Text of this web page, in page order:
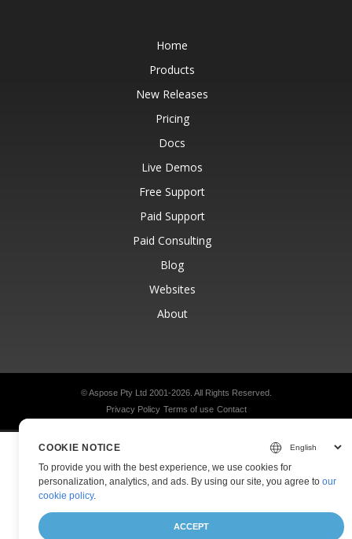
Home
Products
New Releases
Pricing
Docs
Live Demos
Free Support
Paid Support
Paid Consulting
Blog
Websites
About
© Aspose Pty Ltd 2001-2026. All Rights Reserved.
Privacy Policy Terms of use Contact
COOKIE NOTICE
To provide you with the best experience, we use cookies for
personalization, analytics, and ads. By using our site, you agree toour
cookie policy.
ACCEPT